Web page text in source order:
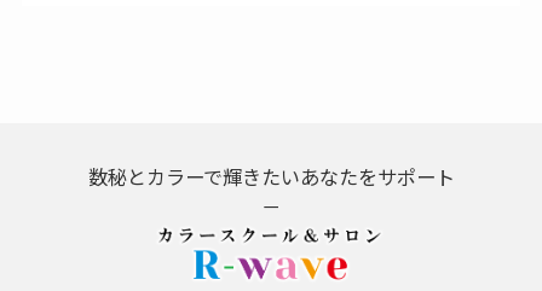
数秘とカラーで輝きたいあなたをサポート
－